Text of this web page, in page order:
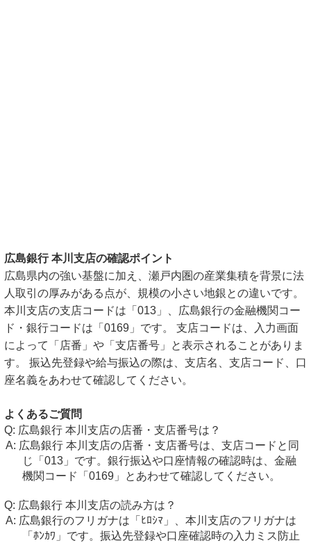
広島銀行 本川支店の確認ポイント
広島県内の強い基盤に加え、瀬戸内圏の産業集積を背景に法
人取引の厚みがある点が、規模の小さい地銀との違いです。
本川支店の支店コードは「013」、広島銀行の金融機関コー
ド・銀行コードは「0169」です。 支店コードは、入力画面
によって「店番」や「支店番号」と表示されることがありま
す。 振込先登録や給与振込の際は、支店名、支店コード、口
座名義をあわせて確認してください。
よくあるご質問
広島銀行 本川支店の店番・支店番号は？
広島銀行 本川支店の店番・支店番号は、支店コードと同
じ「013」です。銀行振込や口座情報の確認時は、金融
機関コード「0169」とあわせて確認してください。
広島銀行 本川支店の読み方は？
広島銀行のフリガナは「ﾋﾛｼﾏ」、本川支店のフリガナは
「ﾎﾝｶﾜ」です。振込先登録や口座確認時の入力ミス防止